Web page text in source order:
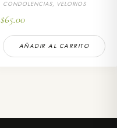
CONDOLENCIAS, VELORIOS
$65.00
AÑADIR AL CARRITO